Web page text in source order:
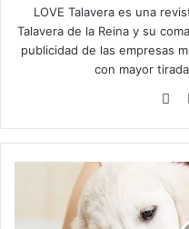
LOVE Talavera es una
Talavera de la Reina y su
publicidad de las empresas
con mayor